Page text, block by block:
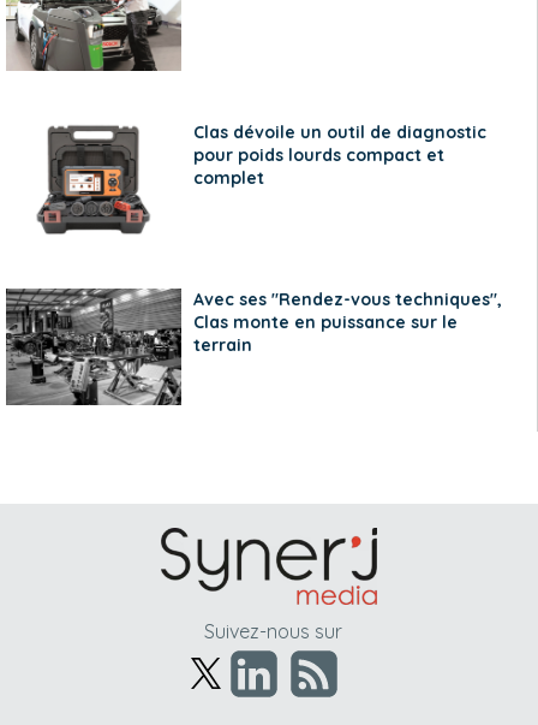
Clas dévoile un outil de diagnostic
pour poids lourds compact et
complet
Avec ses "Rendez-vous techniques",
Clas monte en puissance sur le
terrain
Suivez-nous sur